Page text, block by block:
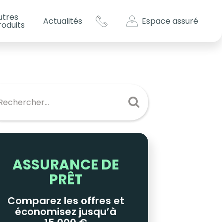
?
Actualités Espace assuré
ASSURANCE DE
PRÊT
Comparez les offres et
économisez jusqu’à